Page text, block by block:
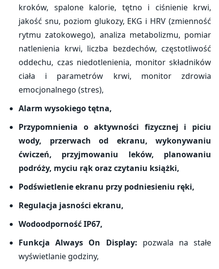
kroków, spalone kalorie, tętno i ciśnienie krwi,
jakość snu, poziom glukozy, EKG i HRV (zmienność
rytmu zatokowego), analiza metabolizmu, pomiar
natlenienia krwi, liczba bezdechów, częstotliwość
oddechu, czas niedotlenienia, monitor składników
ciała i parametrów krwi, monitor zdrowia
emocjonalnego (stres),
Alarm wysokiego tętna,
Przypomnienia o aktywności fizycznej i piciu
wody, przerwach od ekranu, wykonywaniu
ćwiczeń, przyjmowaniu leków, planowaniu
podróży, myciu rąk oraz czytaniu książki,
Podświetlenie ekranu przy podniesieniu ręki,
Regulacja jasności ekranu,
Wodoodporność IP67,
Funkcja Always On Display: pozwala na stałe
wyświetlanie godziny,